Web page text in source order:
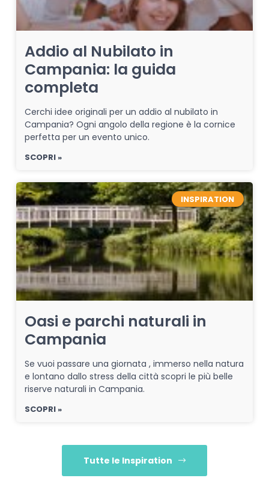
Addio al Nubilato in
Campania: la guida
completa
Cerchi idee originali per un addio al nubilato in
Campania? Ogni angolo della regione è la cornice
perfetta per un evento unico.
SCOPRI »
INSPIRATION
Oasi e parchi naturali in
Campania
Se vuoi passare una giornata , immerso nella natura
e lontano dallo stress della città scopri le più belle
riserve naturali in Campania.
SCOPRI »
Tutte le Inspiration